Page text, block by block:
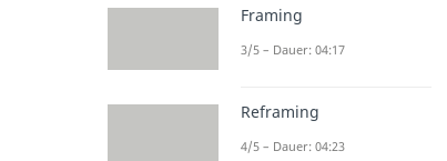
Framing
3/5 – Dauer: 04:17
Reframing
4/5 – Dauer: 04:23